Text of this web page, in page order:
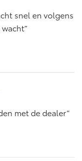
snel en volgens
met de dealer